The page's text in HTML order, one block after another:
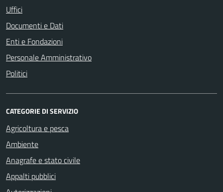
Uffici
Documenti e Dati
Enti e Fondazioni
Personale Amministrativo
Politici
CATEGORIE DI SERVIZIO
Agricoltura e pesca
Ambiente
Anagrafe e stato civile
Appalti pubblici